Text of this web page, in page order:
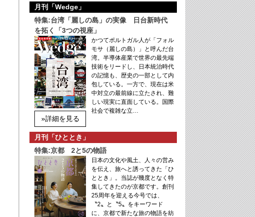
月刊「Wedge」
特集:台湾「麗しの島」の実像 日台新時代
を拓く「3つの視座」
»詳細を見る
かつてポルトガル人が「フォル
モサ（麗しの島）」と呼んだ台
湾。半導体産業で世界の最先端
技術をリードし、日本統治時代
の記憶も、歴史の一部として内
包している。一方で、現在は米
中対立の最前線に立たされ、難
しい現実に直面している。国際
社会で複雑な立…
月刊「ひととき」
特集:京都 2と5の物語
日本の文化や風土、人々の営み
を伝え、旅へと誘ってきた「ひ
ととき」。当誌が幾度となく特
集してきたのが京都です。創刊
25周年を迎える今号では、
〝2〟と〝5〟をキーワード
に、京都で新たな旅の物語を紡